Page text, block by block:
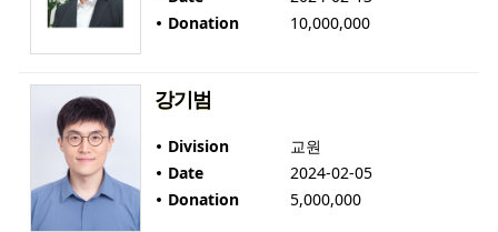
Donation
10,000,000
강기범
Division
교원
Date
2024-02-05
Donation
5,000,000